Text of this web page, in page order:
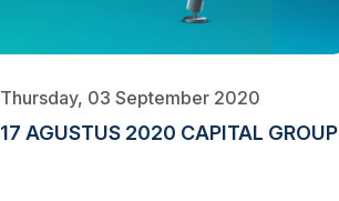
Thursday, 03 September 2020
17 AGUSTUS 2020 CAPITAL GROUP